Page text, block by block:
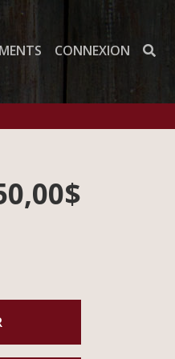
CONNEXION